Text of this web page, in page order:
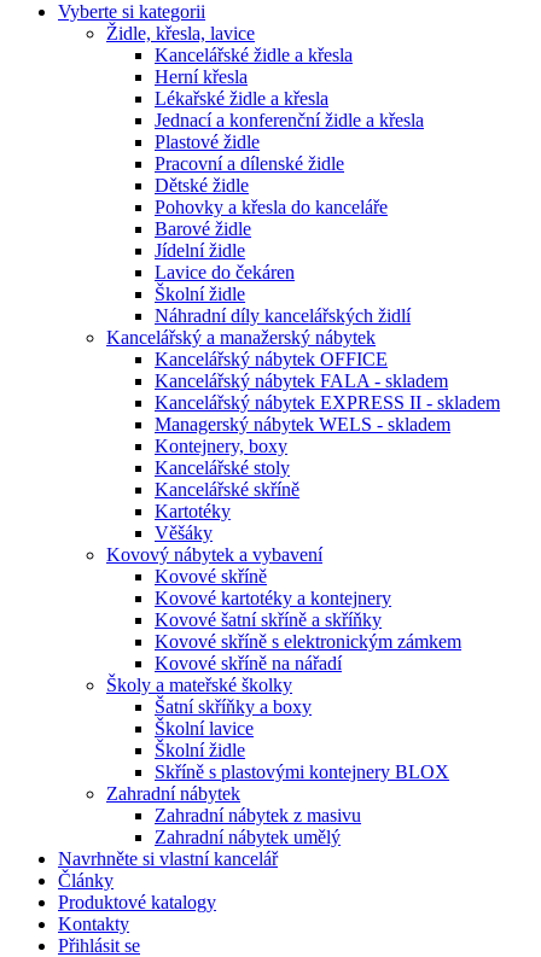
Vyberte si kategorii
Židle, křesla, lavice
Kancelářské židle a křesla
Herní křesla
Lékařské židle a křesla
Jednací a konferenční židle a křesla
Plastové židle
Pracovní a dílenské židle
Dětské židle
Pohovky a křesla do kanceláře
Barové židle
Jídelní židle
Lavice do čekáren
Školní židle
Náhradní díly kancelářských židlí
Kancelářský a manažerský nábytek
Kancelářský nábytek OFFICE
Kancelářský nábytek FALA - skladem
Kancelářský nábytek EXPRESS II - skladem
Managerský nábytek WELS - skladem
Kontejnery, boxy
Kancelářské stoly
Kancelářské skříně
Kartotéky
Věšáky
Kovový nábytek a vybavení
Kovové skříně
Kovové kartotéky a kontejnery
Kovové šatní skříně a skříňky
Kovové skříně s elektronickým zámkem
Kovové skříně na nářadí
Školy a mateřské školky
Šatní skříňky a boxy
Školní lavice
Školní židle
Skříně s plastovými kontejnery BLOX
Zahradní nábytek
Zahradní nábytek z masivu
Zahradní nábytek umělý
Navrhněte si vlastní kancelář
Články
Produktové katalogy
Kontakty
Přihlásit se